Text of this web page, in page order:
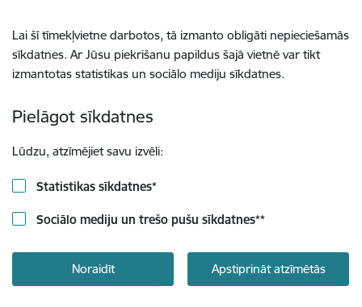
Lai šī tīmekļvietne darbotos, tā izmanto obligāti nepieciešamās
sīkdatnes. Ar Jūsu piekrišanu papildus šajā vietnē var tikt
izmantotas statistikas un sociālo mediju sīkdatnes.
Pielāgot sīkdatnes
Lūdzu, atzīmējiet savu izvēli:
Statistikas sīkdatnes*
Sociālo mediju un trešo pušu sīkdatnes**
Noraidīt Apstiprināt atzīmētās